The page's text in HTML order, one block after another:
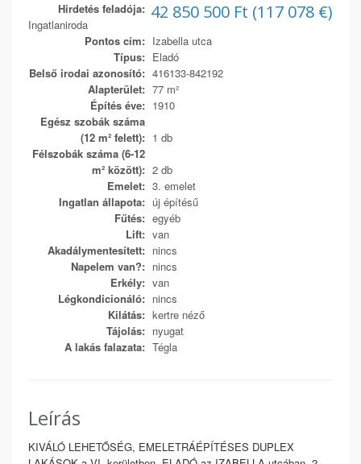
42 850 500 Ft (117 078 €)
Hirdetés feladója:
Ingatlaniroda
Pontos cím: Izabella utca
Típus: Eladó
Belső irodai azonosító: 416133-842192
Alapterület: 77 m²
Építés éve: 1910
Egész szobák száma
(12 m² felett): 1 db
Félszobák száma (6-12
m² között): 2 db
Emelet: 3. emelet
Ingatlan állapota: új építésű
Fűtés: egyéb
Lift: van
Akadálymentesített: nincs
Napelem van?: nincs
Erkély: van
Légkondicionáló: nincs
Kilátás: kertre néző
Tájolás: nyugat
A lakás falazata: Tégla
Leírás
KIVÁLÓ LEHETŐSÉG, EMELETRÁÉPÍTÉSES DUPLEX